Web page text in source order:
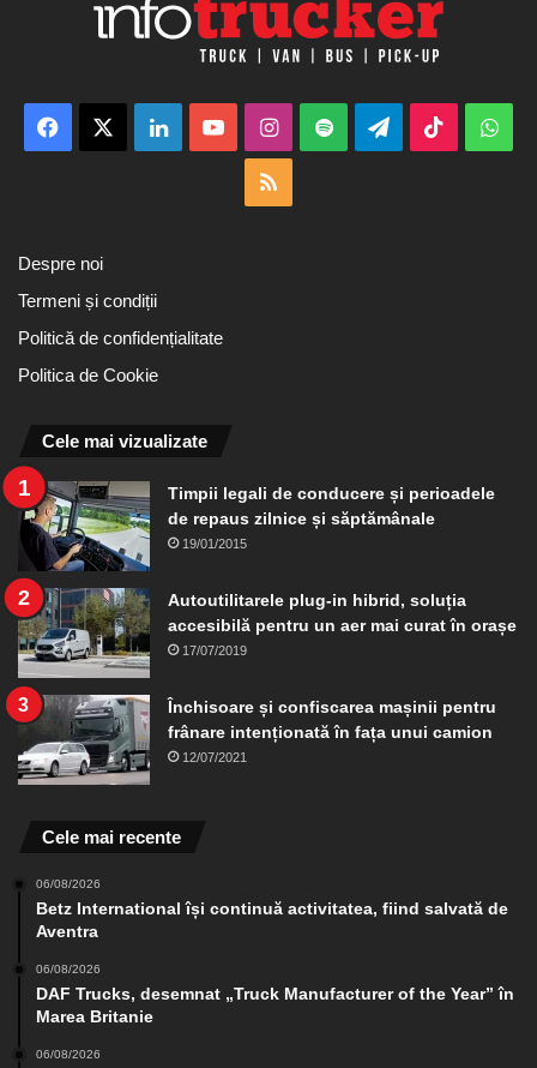
Facebook LinkedInYouTubeInstagram
Spotify TelegramTikTok
Despre noi
Termeni și condiții
Politică de confidențialitate
Politica de Cookie
Cele mai vizualizate
Timpii legali de conducere și perioadele
de repaus zilnice și săptămânale
19/01/2015
Autoutilitarele plug-in hibrid, soluția
accesibilă pentru un aer mai curat în orașe
17/07/2019
Închisoare și confiscarea mașinii pentru
frânare intenționată în fața unui camion
12/07/2021
Cele mai recente
06/08/2026
Betz International își continuă activitatea, fiind salvată de
Aventra
06/08/2026
DAF Trucks, desemnat „Truck Manufacturer of the Year” în
Marea Britanie
06/08/2026